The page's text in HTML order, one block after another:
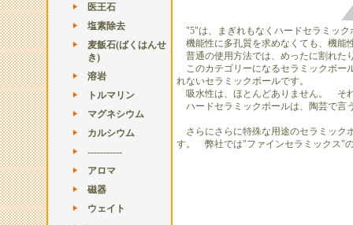
医王石
塩素除去
麦飯石(ばくはんせ
き)
溶岩
トルマリン
マグネシウム
カルシウム
-----------
アロマ
磁器
ウェイト
"5"は、まぎれもなくハードセラミック
機能性に多孔質を求めなくても、機能
普通の使用方法では、めったに割れた
このカテゴリーになるセラミックボー
れないセラミックボールです。
吸水性は、ほとんどありません。 そ
ハードセラミックボールは、陶芸で言
さらにさらに特殊な用途のセラミック
す。 弊社では"ファインセラミックス"